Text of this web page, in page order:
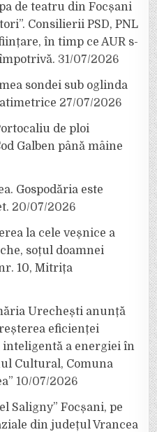
de teatru din Focșani
Consilierii PSD, PNL
în timp ce AUR s-
31/07/2026
sondei sub oglinda
27/07/2026
de ploi
Galben până mâine
Gospodăria este
20/07/2026
la cele veșnice a
soțul doamnei
10, Mitrița
Urechești anunță
eficienței
a energiei în
Cultural, Comuna
10/07/2026
Saligny” Focșani, pe
din județul Vrancea